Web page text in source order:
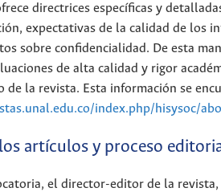
directrices específicas y
expectativas de la calidad de los
sobre confidencialidad. De esta
de alta calidad y rigor
de la revista. Esta información se
index.php/hisysoc/
artículos y proceso
el director-editor de la